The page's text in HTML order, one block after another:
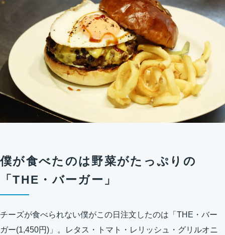
僕が食べたのは野菜がたっぷりの
「THE・バーガー」
チーズが食べられない僕がこの日注文したのは「THE・バー
ガー(1,450円)」。レタス・トマト・レリッシュ・グリルオニ